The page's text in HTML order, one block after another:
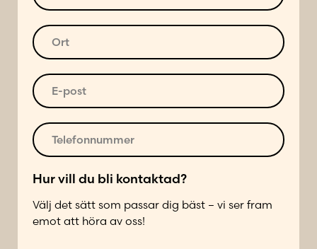
e
r
a
d
a
*
a
u
a
r
e
s
*
t
n
m
m
r
*
O
r
*
E
-
o
s
*
T
e
e
o
n
Hur vill du bli kontaktad?
Välj det sätt som passar dig bäst – vi ser fram
emot att höra av oss!